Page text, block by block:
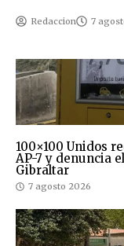
Redaccion 7
100×100 Unidos
AP-7 y denuncia
Gibraltar
7 agosto 2026